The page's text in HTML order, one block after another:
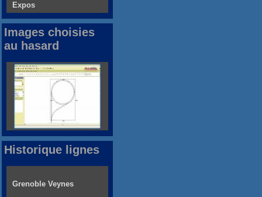
Expos
Images choisies
au hasard
Historique lignes
Grenoble Veynes